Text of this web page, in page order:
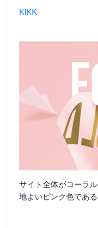
KIKK
サイト全体がコーラ
地よいピンク色である